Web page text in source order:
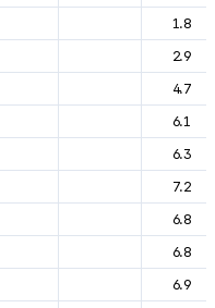
1.8
2.9
4.7
6.1
6.3
7.2
6.8
6.8
6.9